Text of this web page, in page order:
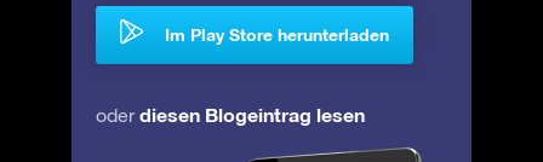
Im Play Store herunterladen
oderdiesen Blogeintrag lesen